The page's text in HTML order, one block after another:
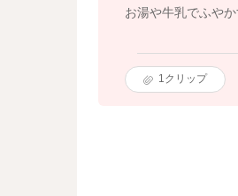
お湯や牛乳でふや
1クリップ